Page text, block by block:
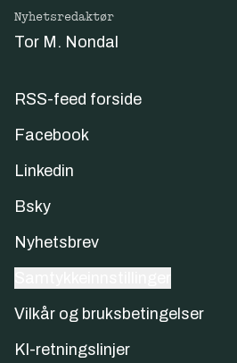
Nyhetsredaktør
Tor M. Nondal
RSS-feed forside
Facebook
Linkedin
Bsky
Nyhetsbrev
Vilkår og bruksbetingelser
KI-retningslinjer